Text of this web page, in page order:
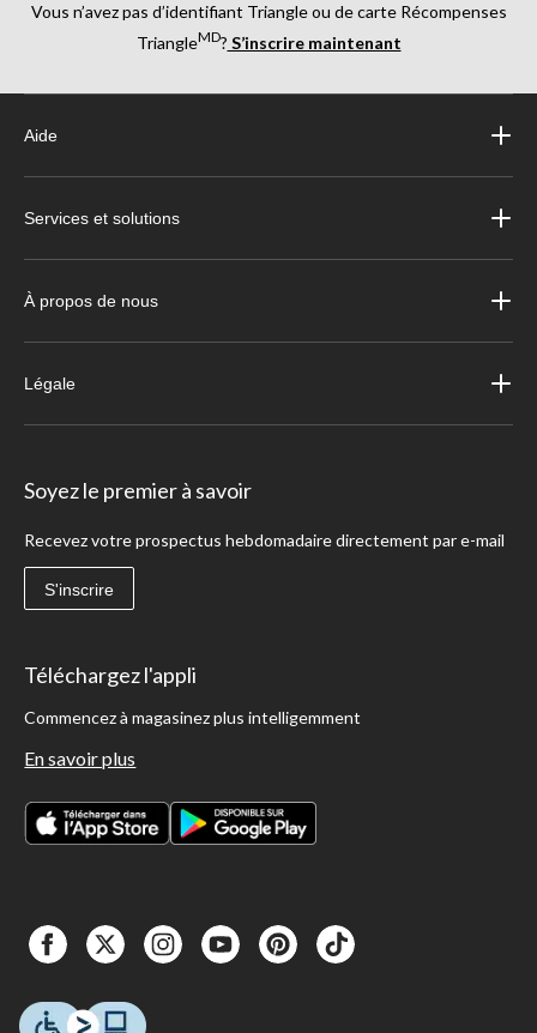
Vous n’avez pas d’identifiant Triangle ou de carte Récompenses
TriangleMD? S’inscrire maintenant
Aide
Services et solutions
À propos de nous
Légale
Soyez le premier à savoir
Recevez votre prospectus hebdomadaire directement par e-mail
S'inscrire
Téléchargez l'appli
Commencez à magasinez plus intelligemment
En savoir plus